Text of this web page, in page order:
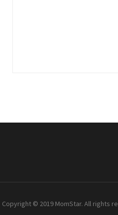
Copyright © 2019 MomStar. All rights